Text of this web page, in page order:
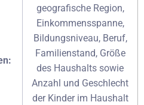
geografische Region,
Einkommensspanne,
Bildungsniveau, Beruf,
Familienstand, Größe
des Haushalts sowie
Anzahl und Geschlecht
der Kinder im Haushalt